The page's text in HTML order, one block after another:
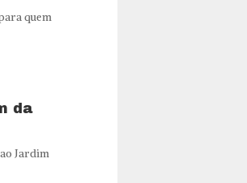
quem
da
Jardim